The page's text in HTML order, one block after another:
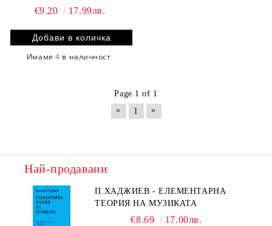
046
€9.20 17.99лв.
Имаме4 в наличност
Page 1 of 1
«
1 »
Най-продавани
П.ХАДЖИЕВ - ЕЛЕМЕНТАРНА
ТЕОРИЯ НА МУЗИКАТА
€8.69 17.00лв.